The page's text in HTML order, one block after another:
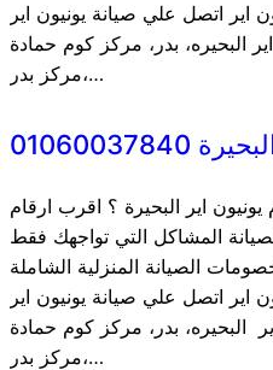
اير اتصل علي صيانة يونيون اير
البحيره، بدر، مركز كوم حمادة
مركز بدر،…
اير البحيرة ؟ اقرب ارقام
المشاكل التي تواجهك فقط
الصيانة المنزلية الشاملة
اير اتصل علي صيانة يونيون اير
البحيره، بدر، مركز كوم حمادة
مركز بدر،…